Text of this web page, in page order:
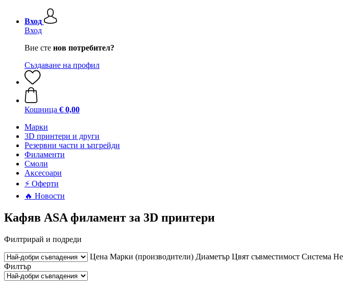
Вход
Вход
Вие сте нов потребител?
Създаване на профил
Кошница € 0,00
Mарки
3D принтери и други
Резервни части и ъпгрейди
Филаменти
Смоли
Аксесоари
⚡ Оферти
🔥 Новости
Кафяв ASA филамент за 3D принтери
Филтрирай и подреди
Цена Марки (производители) Диаметър Цвят съвместимост Система
Филтър